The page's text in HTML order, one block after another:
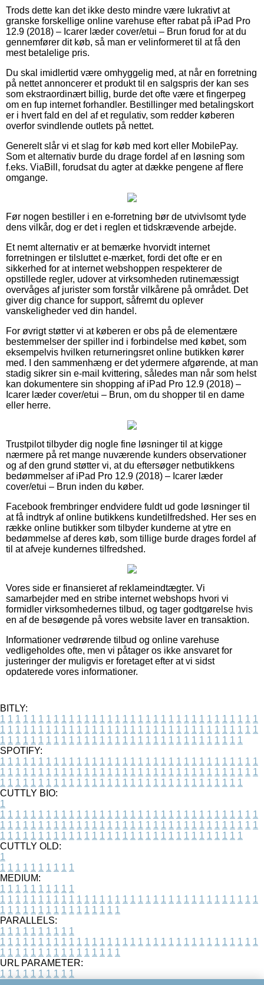
Trods dette kan det ikke desto mindre være lukrativt at
granske forskellige online varehuse efter rabat på iPad Pro
12.9 (2018) – Icarer læder cover/etui – Brun forud for at du
gennemfører dit køb, så man er velinformeret til at få den
mest betalelige pris.
Du skal imidlertid være omhyggelig med, at når en forretning
på nettet annoncerer et produkt til en salgspris der kan ses
som ekstraordinært billig, burde det ofte være et fingerpeg
om en fup internet forhandler. Bestillinger med betalingskort
er i hvert fald en del af et regulativ, som redder køberen
overfor svindlende outlets på nettet.
Generelt slår vi et slag for køb med kort eller MobilePay.
Som et alternativ burde du drage fordel af en løsning som
f.eks. ViaBill, forudsat du agter at dække pengene af flere
omgange.
Før nogen bestiller i en e-forretning bør de utvivlsomt tyde
dens vilkår, dog er det i reglen et tidskrævende arbejde.
Et nemt alternativ er at bemærke hvorvidt internet
forretningen er tilsluttet e-mærket, fordi det ofte er en
sikkerhed for at internet webshoppen respekterer de
opstillede regler, udover at virksomheden rutinemæssigt
overvåges af jurister som forstår vilkårene på området. Det
giver dig chance for support, såfremt du oplever
vanskeligheder ved din handel.
For øvrigt støtter vi at køberen er obs på de elementære
bestemmelser der spiller ind i forbindelse med købet, som
eksempelvis hvilken returneringsret online butikken kører
med. I den sammenhæng er det ydermere afgørende, at man
stadig sikrer sin e-mail kvittering, således man når som helst
kan dokumentere sin shopping af iPad Pro 12.9 (2018) –
Icarer læder cover/etui – Brun, om du shopper til en dame
eller herre.
Trustpilot tilbyder dig nogle fine løsninger til at kigge
nærmere på ret mange nuværende kunders observationer
og af den grund støtter vi, at du eftersøger netbutikkens
bedømmelser af iPad Pro 12.9 (2018) – Icarer læder
cover/etui – Brun inden du køber.
Facebook frembringer endvidere fuldt ud gode løsninger til
at få indtryk af online butikkens kundetilfredshed. Her ses en
række online butikker som tilbyder kunderne at ytre en
bedømmelse af deres køb, som tillige burde drages fordel af
til at afveje kundernes tilfredshed.
Vores side er finansieret af reklameindtægter. Vi
samarbejder med en stribe internet webshops hvori vi
formidler virksomhedernes tilbud, og tager godtgørelse hvis
en af de besøgende på vores website laver en transaktion.
Informationer vedrørende tilbud og online varehuse
vedligeholdes ofte, men vi påtager os ikke ansvaret for
justeringer der muligvis er foretaget efter at vi sidst
opdaterede vores informationer.
BITLY:
1 1 1 1 1 1 1 1 1 1 1 1 1 1 1 1 1 1 1 1 1 1 1 1 1 1 1 1 1 1 1 1 1 1
1 1 1 1 1 1 1 1 1 1 1 1 1 1 1 1 1 1 1 1 1 1 1 1 1 1 1 1 1 1 1 1 1 1
1 1 1 1 1 1 1 1 1 1 1 1 1 1 1 1 1 1 1 1 1 1 1 1 1 1 1 1 1 1 1 1
SPOTIFY:
1 1 1 1 1 1 1 1 1 1 1 1 1 1 1 1 1 1 1 1 1 1 1 1 1 1 1 1 1 1 1 1 1 1
1 1 1 1 1 1 1 1 1 1 1 1 1 1 1 1 1 1 1 1 1 1 1 1 1 1 1 1 1 1 1 1 1 1
1 1 1 1 1 1 1 1 1 1 1 1 1 1 1 1 1 1 1 1 1 1 1 1 1 1 1 1 1 1 1 1
CUTTLY BIO:
1
1 1 1 1 1 1 1 1 1 1 1 1 1 1 1 1 1 1 1 1 1 1 1 1 1 1 1 1 1 1 1 1 1 1
1 1 1 1 1 1 1 1 1 1 1 1 1 1 1 1 1 1 1 1 1 1 1 1 1 1 1 1 1 1 1 1 1 1
1 1 1 1 1 1 1 1 1 1 1 1 1 1 1 1 1 1 1 1 1 1 1 1 1 1 1 1 1 1 1 1
CUTTLY OLD:
1
1 1 1 1 1 1 1 1 1 1
MEDIUM:
1 1 1 1 1 1 1 1 1 1
1 1 1 1 1 1 1 1 1 1 1 1 1 1 1 1 1 1 1 1 1 1 1 1 1 1 1 1 1 1 1 1 1 1
1 1 1 1 1 1 1 1 1 1 1 1 1 1 1 1
PARALLELS:
1 1 1 1 1 1 1 1 1 1
1 1 1 1 1 1 1 1 1 1 1 1 1 1 1 1 1 1 1 1 1 1 1 1 1 1 1 1 1 1 1 1 1 1
1 1 1 1 1 1 1 1 1 1 1 1 1 1 1 1
URL PARAMETER:
1 1 1 1 1 1 1 1 1 1